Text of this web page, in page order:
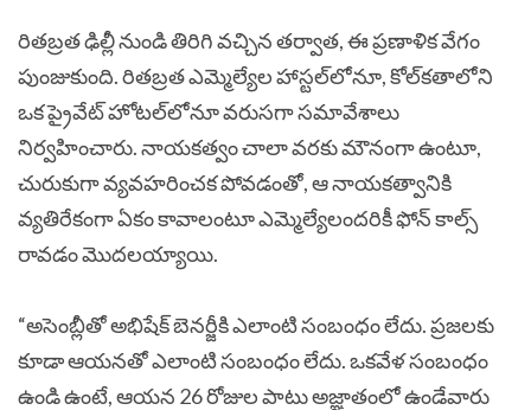
రితబ్రత ఢిల్లీ నుండి తిరిగి వచ్చిన తర్వాత, ఈ ప్రణాళిక వేగం
పుంజుకుంది. రితబ్రత ఎమ్మెల్యేల హాస్టల్‌లోనూ, కోల్‌కతాలోని
ఒక ప్రైవేట్ హోటల్‌లోనూ వరుసగా సమావేశాలు
నిర్వహించారు. నాయకత్వం చాలా వరకు మౌనంగా ఉంటూ,
చురుకుగా వ్యవహరించక పోవడంతో, ఆ నాయకత్వానికి
వ్యతిరేకంగా ఏకం కావాలంటూ ఎమ్మెల్యేలందరికీ ఫోన్ కాల్స్
రావడం మొదలయ్యాయి.
“అసెంబ్లీతో అభిషేక్ బెనర్జీకి ఎలాంటి సంబంధం లేదు. ప్రజలకు
కూడా ఆయనతో ఎలాంటి సంబంధం లేదు. ఒకవేళ సంబంధం
ఉండి ఉంటే, ఆయన 26 రోజుల పాటు అజ్ఞాతంలో ఉండేవారు